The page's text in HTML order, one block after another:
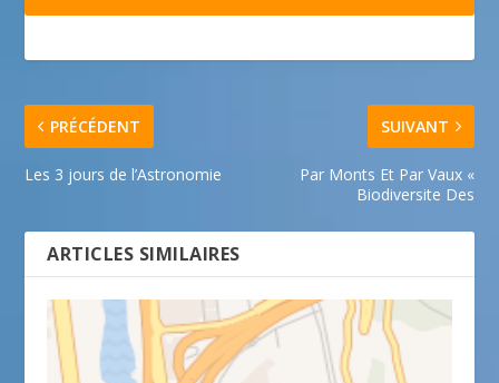
PRÉCÉDENT
Les 3 jours de l’Astronomie
SUIVANT
Par Monts Et Par Vaux «
Biodiversite Des
ARTICLES SIMILAIRES